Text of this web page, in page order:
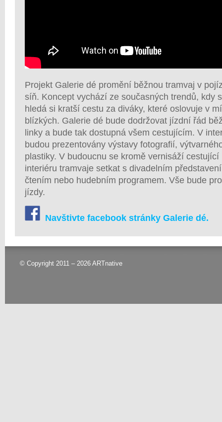
Projekt Galerie dé promění běžnou tramvaj v
síň. Koncept vychází ze současných trendů, kdy
hledá si kratší cestu za diváky, které oslovuje v
blízkých. Galerie dé bude dodržovat jízdní řád
linky a bude tak dostupná všem cestujícím. V
budou prezentovány výstavy fotografií,
plastiky. V budoucnu se kromě vernisáží cestující
interiéru tramvaje setkat s divadelním
čtením nebo hudebním programem. Vše bude
jízdy.
Navštivte facebook stránky Galerie dé.
© Copyright 2011 – 2026 ARTnative